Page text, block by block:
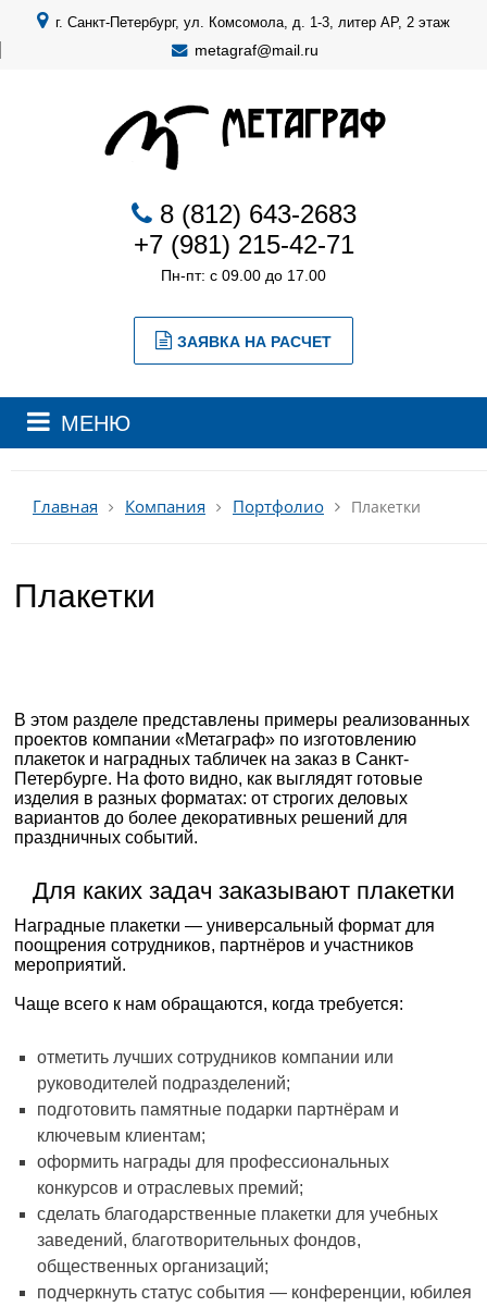
г. Санкт-Петербург, ул. Комсомола, д. 1-3, литер АР, 2 этаж
metagraf@mail.ru
8 (812) 643-2683
+7 (981) 215-42-71
Пн-пт: с 09.00 до 17.00
ЗАЯВКА НА РАСЧЕТ
МЕНЮ
Главная Компания Портфолио Плакетки
Плакетки
В этом разделе представлены примеры реализованных
проектов компании «Метаграф» по изготовлению
плакеток и наградных табличек на заказ в Санкт-
Петербурге. На фото видно, как выглядят готовые
изделия в разных форматах: от строгих деловых
вариантов до более декоративных решений для
праздничных событий.
Для каких задач заказывают плакетки
Наградные плакетки — универсальный формат для
поощрения сотрудников, партнёров и участников
мероприятий.
Чаще всего к нам обращаются, когда требуется:
отметить лучших сотрудников компании или
руководителей подразделений;
подготовить памятные подарки партнёрам и
ключевым клиентам;
оформить награды для профессиональных
конкурсов и отраслевых премий;
сделать благодарственные плакетки для учебных
заведений, благотворительных фондов,
общественных организаций;
подчеркнуть статус события — конференции, юбилея